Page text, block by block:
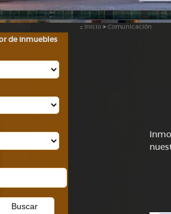
de inmuebles
:: Inicio > Comunicación